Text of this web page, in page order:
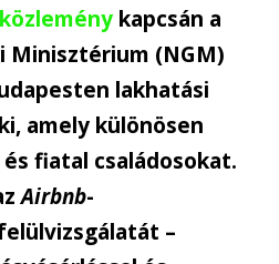
kapcsán a
Minisztérium (NGM)
lakhatási
amely különösen
fiatal családosokat.
Airbnb-
–